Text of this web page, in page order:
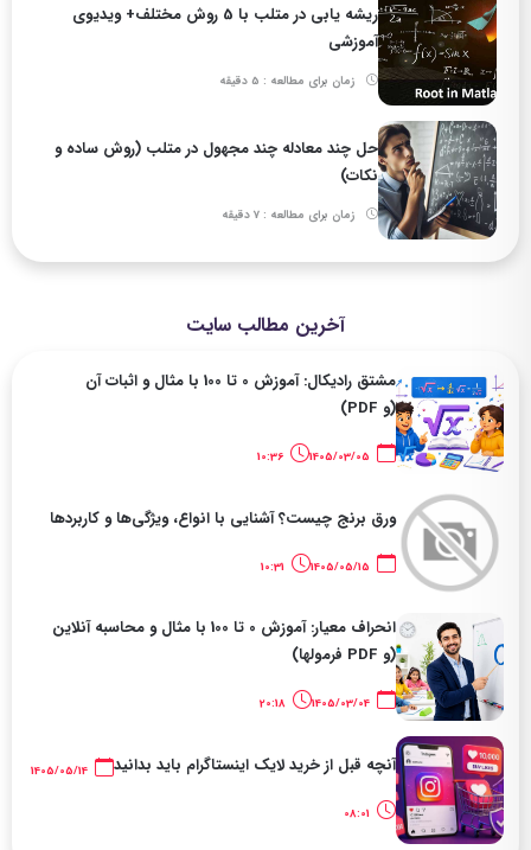
ریشه یابی در متلب با 5 روش مختلف+ ویدیوی
آموزشی
زمان برای مطالعه : 5 دقیقه
حل چند معادله چند مجهول در متلب (روش ساده و
نکات)
زمان برای مطالعه : 7 دقیقه
آخرین مطالب سایت
مشتق رادیکال: آموزش 0 تا 100 با مثال و اثبات آن
(و PDF)
10:36
ورق برنج چیست؟ آشنایی با انواع، ویژگی‌ها و کاربردها
انحراف معیار: آموزش 0 تا 100 با مثال و محاسبه آنلاین
(و PDF فرمولها)
20:18
آنچه قبل از خرید لایک اینستاگرام باید بدانید